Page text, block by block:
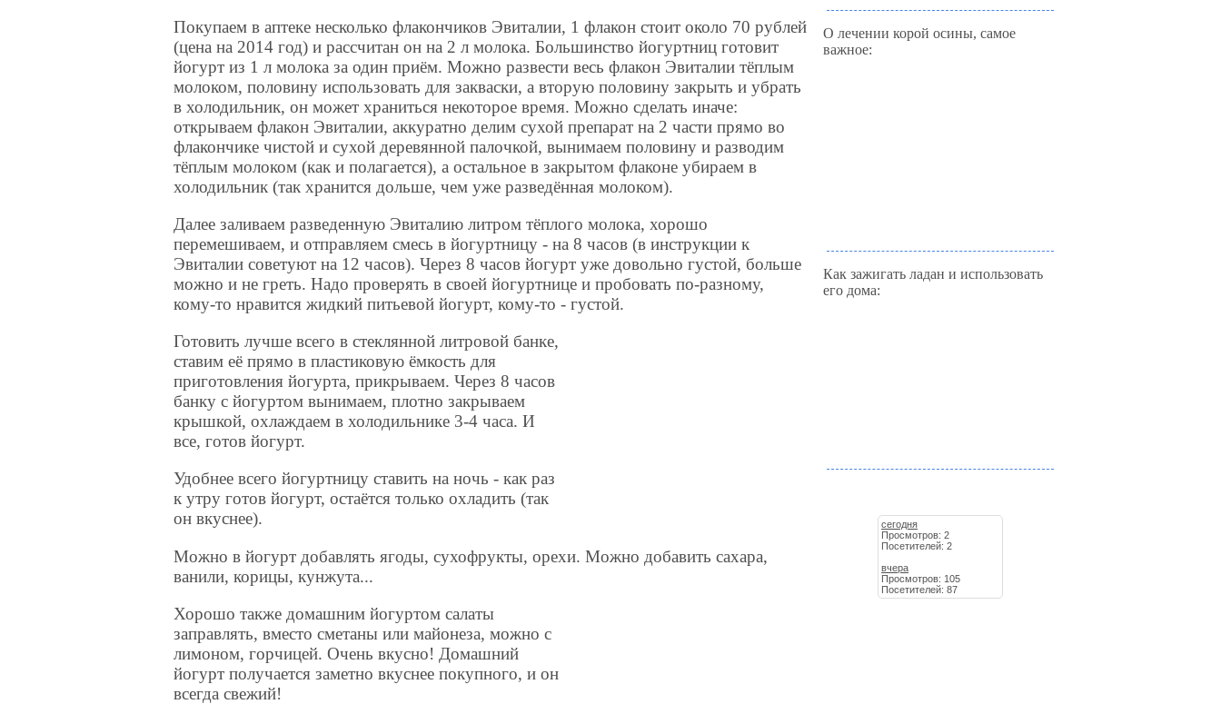
Покупаем в аптеке несколько флакончиков Эвиталии, 1 флакон стоит около 70 рублей
(цена на 2014 год) и рассчитан он на 2 л молока. Большинство йогуртниц готовит
йогурт из 1 л молока за один приём. Можно развести весь флакон Эвиталии тёплым
молоком, половину использовать для закваски, а вторую половину закрыть и убрать
в холодильник, он может храниться некоторое время. Можно сделать иначе:
открываем флакон Эвиталии, аккуратно делим сухой препарат на 2 части прямо во
флакончике чистой и сухой деревянной палочкой, вынимаем половину и разводим
тёплым молоком (как и полагается), а остальное в закрытом флаконе убираем в
холодильник (так хранится дольше, чем уже разведённая молоком).
Далее заливаем разведенную Эвиталию литром тёплого молока, хорошо
перемешиваем, и отправляем смесь в йогуртницу - на 8 часов (в инструкции к
Эвиталии советуют на 12 часов). Через 8 часов йогурт уже довольно густой, больше
можно и не греть. Надо проверять в своей йогуртнице и пробовать по-разному,
кому-то нравится жидкий питьевой йогурт, кому-то - густой.
Готовить лучше всего в стеклянной литровой банке,
ставим её прямо в пластиковую ёмкость для
приготовления йогурта, прикрываем. Через 8 часов
банку с йогуртом вынимаем, плотно закрываем
крышкой, охлаждаем в холодильнике 3-4 часа. И
все, готов йогурт.
Удобнее всего йогуртницу ставить на ночь - как раз
к утру готов йогурт, остаётся только охладить (так
он вкуснее).
Можно в йогурт добавлять ягоды, сухофрукты, орехи. Можно добавить сахара,
ванили, корицы, кунжута...
Хорошо также домашним йогуртом салаты
заправлять, вместо сметаны или майонеза, можно с
лимоном, горчицей. Очень вкусно! Домашний
йогурт получается заметно вкуснее покупного, и он
всегда свежий!
О лечении корой осины, самое
важное:
Как зажигать ладан и использовать
его дома:
сегодня
Просмотров: 2
Посетителей: 2
вчера
Просмотров: 105
Посетителей: 87